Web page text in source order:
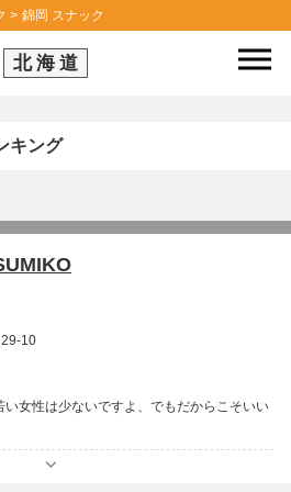
錦岡 スナック
北海道
キング
10
女性は少ないですよ、でもだからこそいい